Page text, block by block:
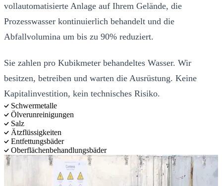
vollautomatisierte Anlage auf Ihrem Gelände, die
Prozesswasser kontinuierlich behandelt und die
Abfallvolumina um bis zu 90% reduziert.
Sie zahlen pro Kubikmeter behandeltes Wasser. Wir
besitzen, betreiben und warten die Ausrüstung. Keine
Kapitalinvestition, kein technisches Risiko.
Schwermetalle
Ölverunreinigungen
Salz
Ätzflüssigkeiten
Entfettungsbäder
Oberflächenbehandlungsbäder